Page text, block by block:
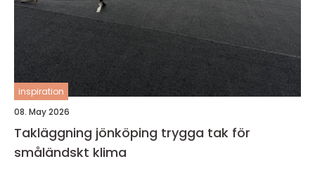
inspiration
08. May 2026
Takläggning jönköping trygga tak för
småländskt klima